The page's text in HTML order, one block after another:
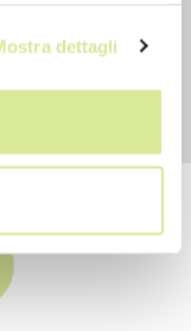
dettagli
di Semprini